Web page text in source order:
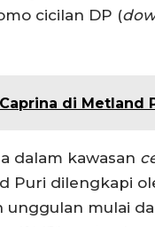
cicilan DP (
di Metland
dalam kawasan
Puri dilengkapi
unggulan mulai